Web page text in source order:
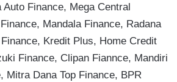
Auto Finance, Mega Central
Mandala Finance, Radana
Kredit Plus, Home Credit
Finance, Clipan Fiannce, Mandiri
Mitra Dana Top Finance, BPR